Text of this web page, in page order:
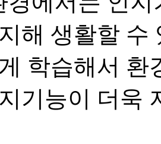
해 생활할 수
학습해서 환
기능이 더욱